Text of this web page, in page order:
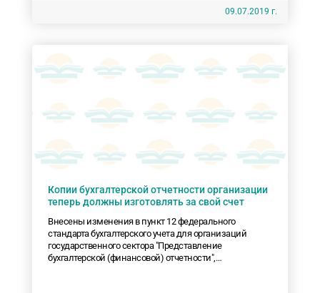
09.07.2019 г.
Копии бухгалтерской отчетности организации
теперь должны изготовлять за свой счет
Внесены изменения в пункт 12 федерального
стандарта бухгалтерского учета для организаций
государственного сектора "Представление
бухгалтерской (финансовой) отчетности",